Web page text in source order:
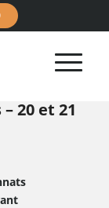
20 et 21